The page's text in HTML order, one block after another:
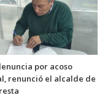
por acoso
renunció el alcalde de